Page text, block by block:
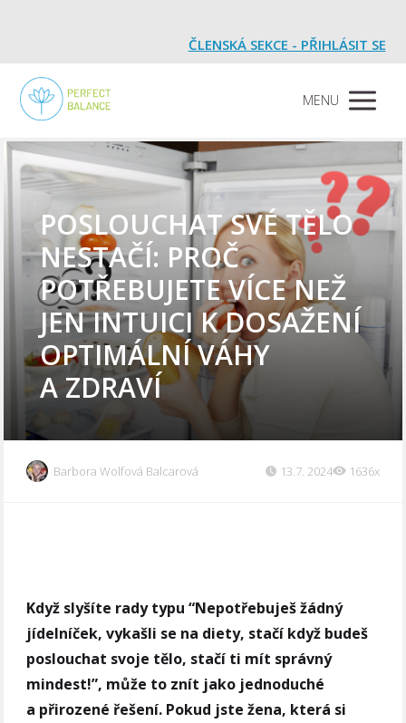
ČLENSKÁ SEKCE - PŘIHLÁSIT SE
MENU
POSLOUCHAT SVÉ TĚLO
NESTAČÍ: PROČ
POTŘEBUJETE VÍCE NEŽ
JEN INTUICI K DOSAŽENÍ
OPTIMÁLNÍ VÁHY
A ZDRAVÍ
Barbora Wolfová Balcarová 13.7. 2024 1636x
Když slyšíte rady typu “Nepotřebuješ žádný
jídelníček, vykašli se na diety, stačí když budeš
poslouchat svoje tělo, stačí ti mít správný
mindest!”, může to znít jako jednoduché
a přirozené řešení. Pokud jste žena, která si